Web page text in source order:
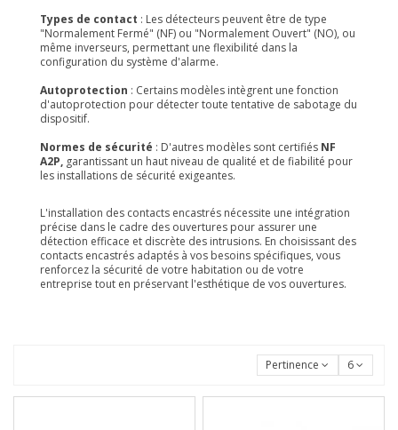
Types de contact : Les détecteurs peuvent être de type
"Normalement Fermé" (NF) ou "Normalement Ouvert" (NO), ou
même inverseurs, permettant une flexibilité dans la
configuration du système d'alarme.
Autoprotection : Certains modèles intègrent une fonction
d'autoprotection pour détecter toute tentative de sabotage du
dispositif.
Normes de sécurité : D'autres modèles sont certifiés NF
A2P, garantissant un haut niveau de qualité et de fiabilité pour
les installations de sécurité exigeantes.
L'installation des contacts encastrés nécessite une intégration
précise dans le cadre des ouvertures pour assurer une
détection efficace et discrète des intrusions. En choisissant des
contacts encastrés adaptés à vos besoins spécifiques, vous
renforcez la sécurité de votre habitation ou de votre
entreprise tout en préservant l'esthétique de vos ouvertures.
Pertinence 6